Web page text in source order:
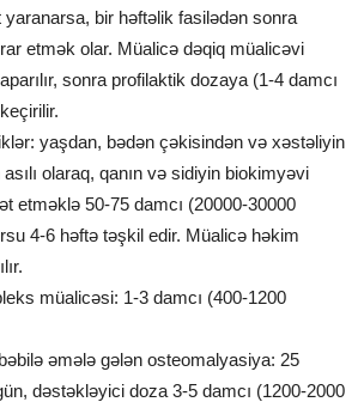
yaranarsa, bir həftəlik fasilədən sonra
etmək olar. Müalicə dəqiq müalicəvi
sonra profilaktik dozaya (1-4 damcı
yaşdan, bədən çəkisindən və xəstəliyin
olaraq, qanın və sidiyin biokimyəvi
etməklə 50-75 damcı (20000-30000
4-6 həftə təşkil edir. Müalicə həkim
müalicəsi: 1-3 damcı (400-1200
əmələ gələn osteomalyasiya: 25
dəstəkləyici doza 3-5 damcı (1200-2000